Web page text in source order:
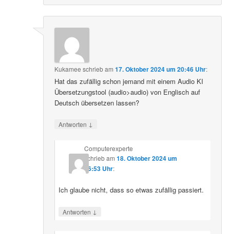
Kukamee schriebam17. Oktober 2024 um 20:46 Uhr:
Hat das zufällig schon jemand mit einem Audio KI
Übersetzungstool (audio>audio) von Englisch auf
Deutsch übersetzen lassen?
Antworten ↓
Computerexperte
schriebam 18. Oktober 2024 um
06:53 Uhr:
Ich glaube nicht, dass so etwas zufällig passiert.
Antworten ↓